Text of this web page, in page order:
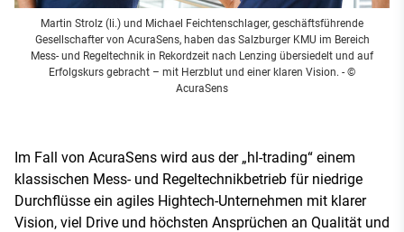
Martin Strolz (li.) und Michael Feichtenschlager, geschäftsführende
Gesellschafter von AcuraSens, haben das Salzburger KMU im Bereich
Mess- und Regeltechnik in Rekordzeit nach Lenzing übersiedelt und auf
Erfolgskurs gebracht – mit Herzblut und einer klaren Vision. - ©
AcuraSens
Im Fall von AcuraSens wird aus der „hl-trading“ einem
klassischen Mess- und Regeltechnikbetrieb für niedrige
Durchflüsse ein agiles Hightech-Unternehmen mit klarer
Vision, viel Drive und höchsten Ansprüchen an Qualität und